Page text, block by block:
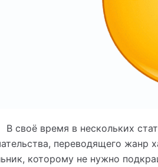
время в нескольких
переводящего жанр
которому не нужно